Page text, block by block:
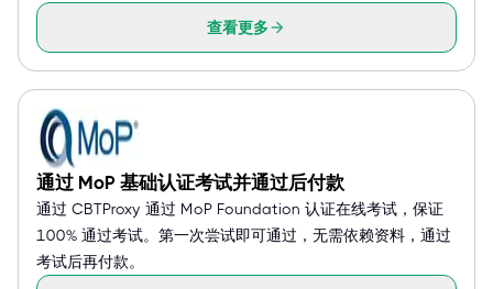
查看更多
通过 MoP 基础认证考试并通过后付款
通过 CBTProxy 通过 MoP Foundation 认证在线考试，保证
100% 通过考试。第一次尝试即可通过，无需依赖资料，通过
考试后再付款。